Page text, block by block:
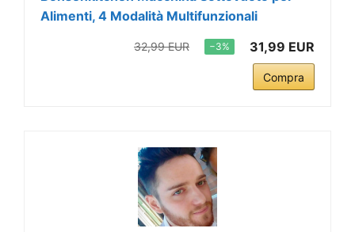
Alimenti, 4 Modalità Multifunzionali
32,99 EUR −3% 31,99 EUR
Compra